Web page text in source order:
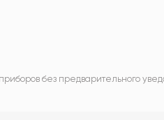
без предварительного